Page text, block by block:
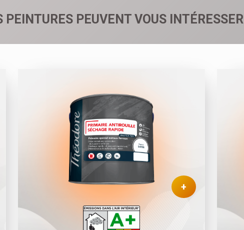
PEINTURES PEUVENT VOUS INTÉRESSER
+